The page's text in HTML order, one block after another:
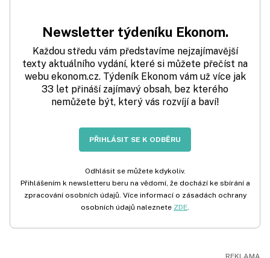
Newsletter týdeníku Ekonom.
Každou středu vám představíme nejzajímavější
texty aktuálního vydání, které si můžete přečíst na
webu ekonom.cz. Týdeník Ekonom vám už více jak
33 let přináší zajímavý obsah, bez kterého
nemůžete být, který vás rozvíjí a baví!
PŘIHLÁSIT SE K ODBĚRU
Odhlásit se můžete kdykoliv.
Přihlášením k newsletteru beru na vědomí, že dochází ke sbírání a
zpracování osobních údajů. Více informací o zásadách ochrany
osobních údajů naleznete ZDE.